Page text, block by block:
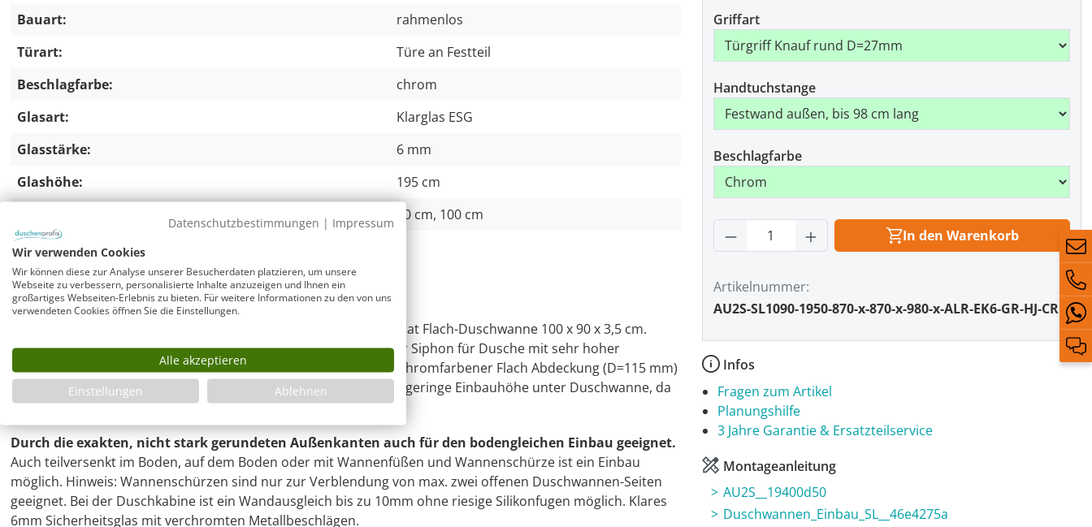
Griffart
Handtuchstange
Beschlagfarbe
Produkt Anzahl: Gib den gewünschten
In den Warenkorb
Artikelnummer
AU2S-SL1090-1950-870-x-870-x-980-x-ALR-EK6-GR-HJ-CR
Infos
Fragen zum Artikel
Planungshilfe
3 Jahre Garantie & Ersatzteilservice
Montageanleitung
AU2S__19400d50
Duschwannen_Einbau_SL__46e4275a
Bauart:
rahmenlos
Türart:
Türe an Festteil
Beschlagfarbe:
chrom
Glasart:
Klarglas ESG
Glasstärke:
6 mm
Glashöhe:
195 cm
90 cm, 100 cm
Duschkabine U Form 100x90 mit Duschwanne
Versandkosten sparen und im Set bestellen:
Rahmenlose Duschkabine komplett mit passender Mineral-Colorat Flach-Duschwanne 100 x 90 x 3,5 cm.
Gratis dazu: WFS90-cr, Superflacher Duschwannenablauf, flacher Siphon für Dusche mit sehr hoher
Ablaufleistung von 0,60 l/sec und Sperrwasserhöhe 35 mm. Mit chromfarbener Flach Abdeckung (D=115 mm)
passend für Duschwannen mit Ablauföffnung D=90 mm. Extrem geringe Einbauhöhe unter Duschwanne, da
die Gehäusehöhe des Siphons unter Wanne nur 58 mm beträgt.
Durch die exakten, nicht stark gerundeten Außenkanten auch für den bodengleichen Einbau geeignet.
Auch teilversenkt im Boden, auf dem Boden oder mit Wannenfüßen und Wannenschürze ist ein Einbau
möglich. Hinweis: Wannenschürzen sind nur zur Verblendung von max. zwei offenen Duschwannen-Seiten
geeignet. Bei der Duschkabine ist ein Wandausgleich bis zu 10mm ohne riesige Silikonfugen möglich. Klares
6mm Sicherheitsglas mit verchromten Metallbeschlägen.
Datenschutzbestimmungen | Impressum
Wir verwenden Cookies
Wir können diese zur Analyse unserer Besucherdaten platzieren, um unsere
Webseite zu verbessern, personalisierte Inhalte anzuzeigen und Ihnen ein
großartiges Webseiten-Erlebnis zu bieten. Für weitere Informationen zu den von uns
verwendeten Cookies öffnen Sie die Einstellungen.
Alle akzeptieren
Einstellungen
Ablehnen